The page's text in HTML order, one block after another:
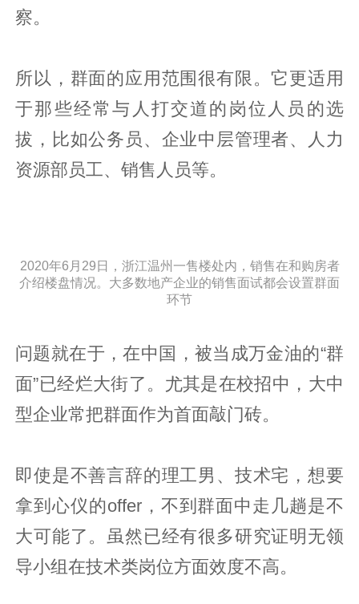
察。
所以，群面的应用范围很有限。它更适用
于那些经常与人打交道的岗位人员的选
拔，比如公务员、企业中层管理者、人力
资源部员工、销售人员等。
2020年6月29日，浙江温州一售楼处内，销售在和购房者
介绍楼盘情况。大多数地产企业的销售面试都会设置群面
环节
问题就在于，在中国，被当成万金油的“群
面”已经烂大街了。尤其是在校招中，大中
型企业常把群面作为首面敲门砖。
即使是不善言辞的理工男、技术宅，想要
拿到心仪的offer，不到群面中走几趟是不
大可能了。虽然已经有很多研究证明无领
导小组在技术类岗位方面效度不高。